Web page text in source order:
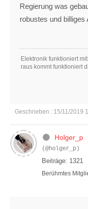
Regierung was
robustes und billiges
Elektronik funktioniert
raus kommt funktioniert
Geschrieben : 15/11/2019
Holger_p
(@holger_p)
Beiträge: 1321
Berühmtes